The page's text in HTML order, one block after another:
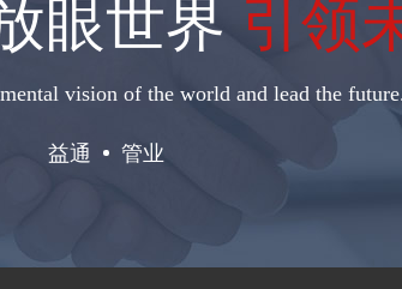
眼世界 引领
vision of the world and lead the
益通 管业